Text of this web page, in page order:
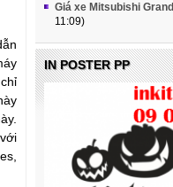
Giá xe Mitsubishi
11:09)
IN POSTER PP